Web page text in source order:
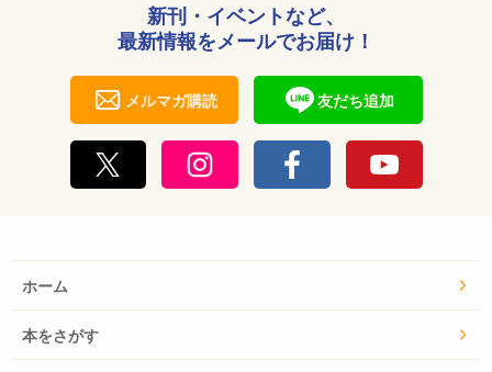
新刊・イベントなど、
最新情報をメールでお届け！
メルマガ購読 友だち追加
ホーム
本をさがす